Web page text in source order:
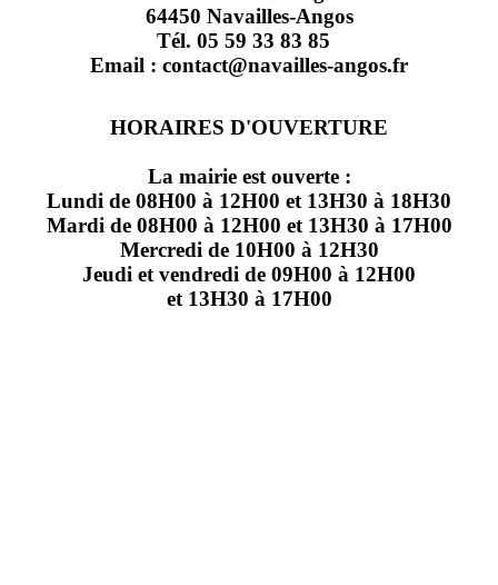
64450 Navailles-Angos
Tél. 05 59 33 83 85
Email : contact@navailles-angos.fr
HORAIRES D'OUVERTURE
La mairie est ouverte :
Lundi de 08H00 à 12H00 et 13H30 à 18H30
Mardi de 08H00 à 12H00 et 13H30 à 17H00
Mercredi de 10H00 à 12H30
Jeudi et vendredi de 09H00 à 12H00
et 13H30 à 17H00